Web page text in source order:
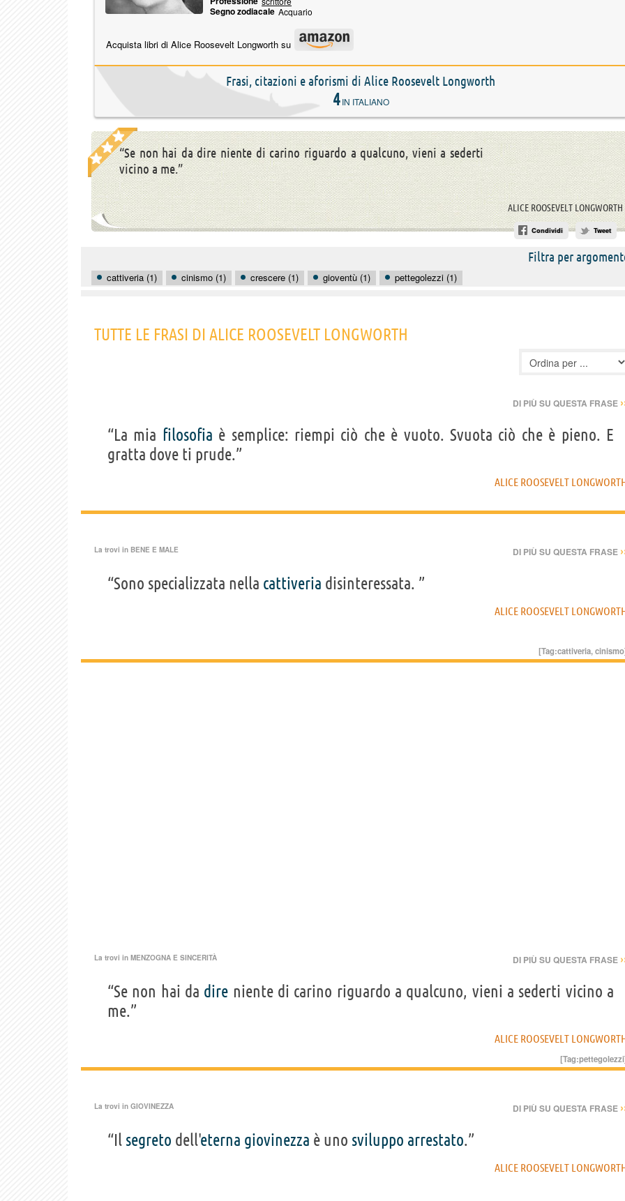
Segno zodiacale Acquario
Acquista libri di Alice Roosevelt Longworth su
Frasi, citazioni e aforismi di Alice Roosevelt Longworth
4IN ITALIANO
“Se non hai da dire niente di carino riguardo a qualcuno, vieni a sederti
vicino a me.”
ALICE ROOSEVELT LONGWORTH
Condividi Tweet
Filtra per
cattiveria (1) cinismo (1) crescere (1) gioventù (1) pettegolezzi (1)
TUTTE LE FRASI DI ALICE ROOSEVELT LONGWORTH
DI PIÙ SU QUESTA FRASE
“La mia filosofia è semplice: riempi ciò che è vuoto. Svuota ciò che è pieno. E
gratta dove ti prude.”
ALICE ROOSEVELT
La trovi in BENE E MALE DI PIÙ SU QUESTA FRASE
“Sono specializzata nella cattiveria disinteressata. ”
ALICE ROOSEVELT
[Tag:cattiveria,cinismo
La trovi in MENZOGNA E SINCERITÀ DI PIÙ SU QUESTA FRASE
“Se non hai da dire niente di carino riguardo a qualcuno, vieni a sederti vicino a
me.”
ALICE ROOSEVELT
[Tag:pettegolezzi
La trovi in GIOVINEZZA DI PIÙ SU QUESTA FRASE
“Il segreto dell'eterna giovinezza è uno sviluppo arrestato.”
ALICE ROOSEVELT